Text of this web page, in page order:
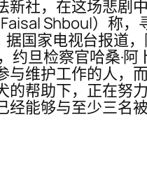
社，在这场悲剧
Shboul）称
国家电视台报道
约旦检察官哈桑·
与维护工作的人，
帮助下，正在努
能够与至少三名